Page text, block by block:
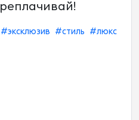
#эксклюзив #стиль
#люкс